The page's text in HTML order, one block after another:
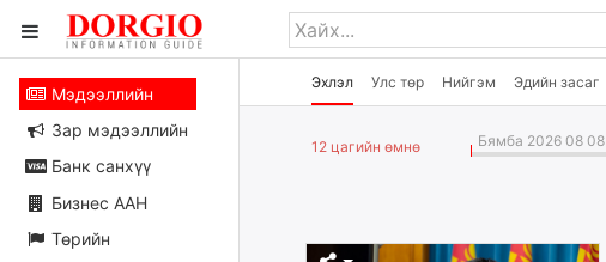
Эхлэл Улс төр Нийгэм Эдийн засаг
Мэдээллийн
Зар мэдээллийн
Банк санхүү
Бизнес ААН
Төрийн
12 цагийн өмнө Бямба 2026 08 08